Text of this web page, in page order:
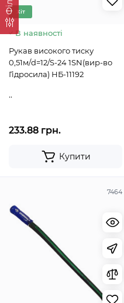
Хіт
В наявності
Рукав високого тиску
0,51м/d=12/S-24 1SN(вир-во
Гідросила) НБ-11192
..
233.88 грн.
Купити
7464